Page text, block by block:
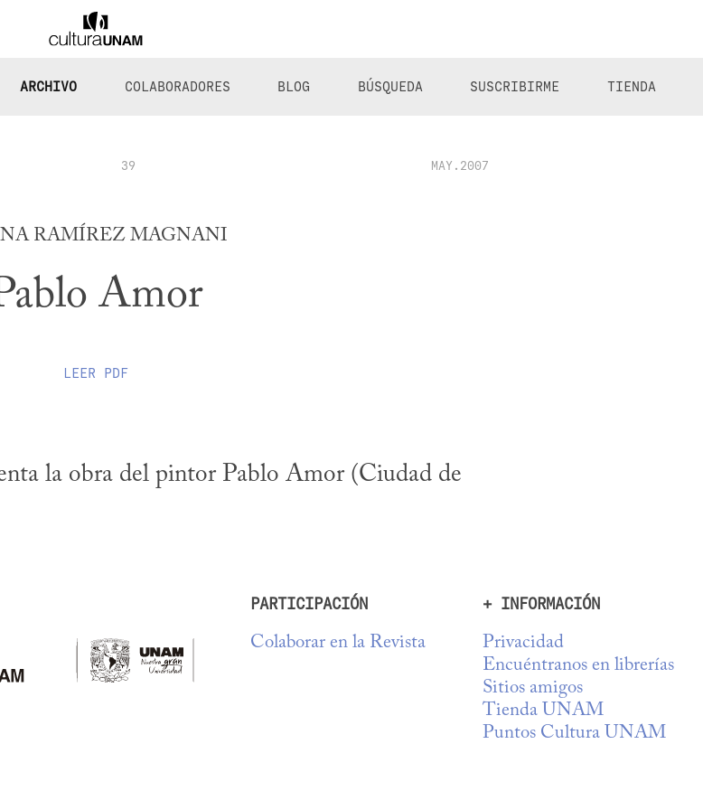
ARCHIVO COLABORADORES BLOG BÚSQUEDA SUSCRIBIRME TIENDA
39 MAY.2007
RAMÍREZ MAGNANI
Amor
LEER PDF
la obra del pintor Pablo Amor (Ciudad de
PARTICIPACIÓN
Colaborar en la Revista
+ INFORMACIÓN
Privacidad
Encuéntranos en librerías
Sitios amigos
Tienda UNAM
Puntos Cultura UNAM